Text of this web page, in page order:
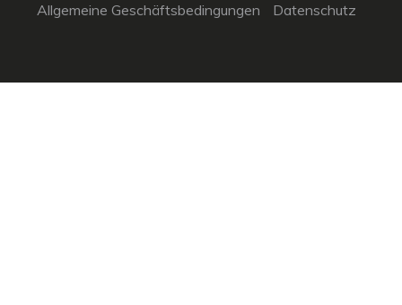
Allgemeine Geschäftsbedingungen
Datenschutz